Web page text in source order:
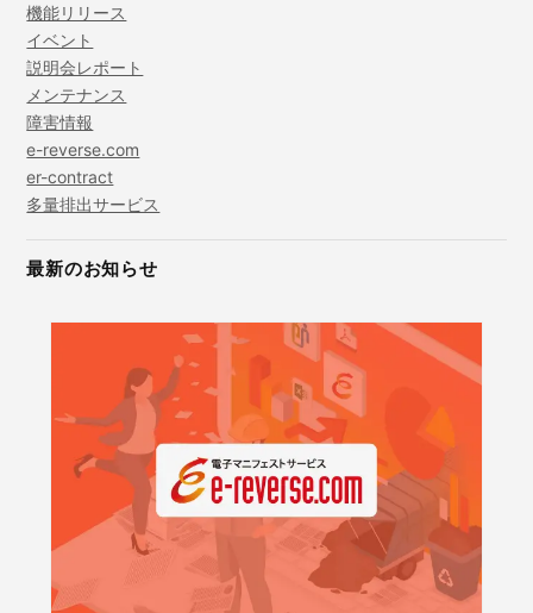
機能リリース
イベント
説明会レポート
メンテナンス
障害情報
e-reverse.com
er-contract
多量排出サービス
最新のお知らせ